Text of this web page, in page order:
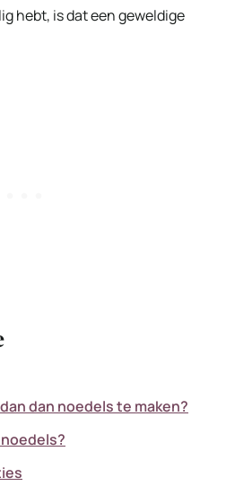
hebt, is dat een geweldige
dan noedels te maken?
noedels?